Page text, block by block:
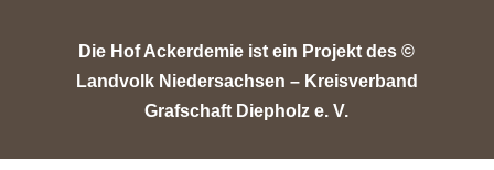
Die Hof Ackerdemie ist ein Projekt des ©
Landvolk Niedersachsen – Kreisverband
Grafschaft Diepholz e. V.